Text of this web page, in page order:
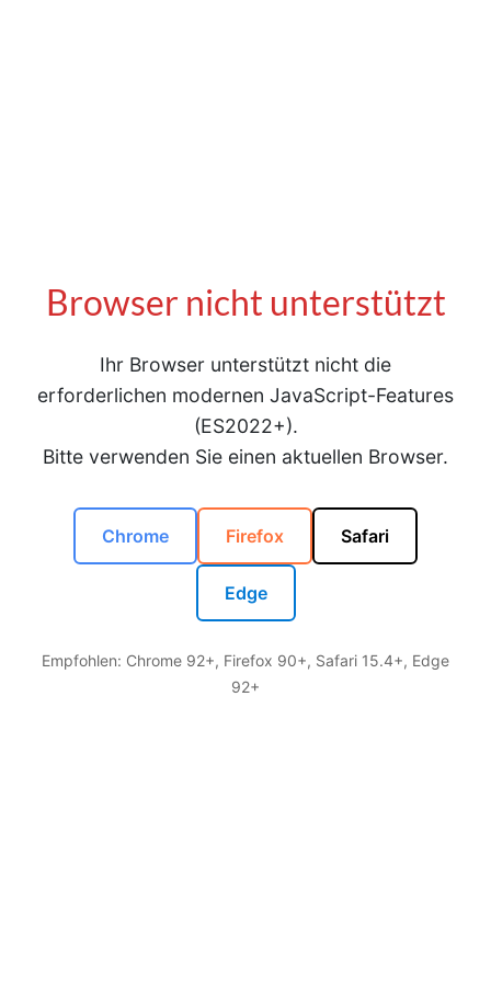
Browser nicht unterstützt
Ihr Browser unterstützt nicht die
erforderlichen modernen JavaScript-Features
(ES2022+).
Bitte verwenden Sie einen aktuellen Browser.
Chrome Firefox Safari
Edge
Empfohlen: Chrome 92+, Firefox 90+, Safari 15.4+, Edge
92+